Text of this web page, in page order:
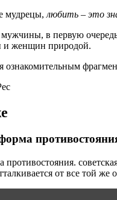
мудрецы, любить – это
в первую
и женщин природой.
ознакомительным
противостояния.
от все той